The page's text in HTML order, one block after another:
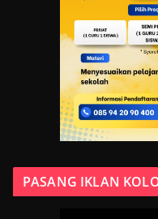
PASANG IKLAN